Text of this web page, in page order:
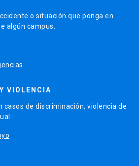
o situación que ponga en
algún campus.
VIOLENCIA
casos de discriminación, violencia de